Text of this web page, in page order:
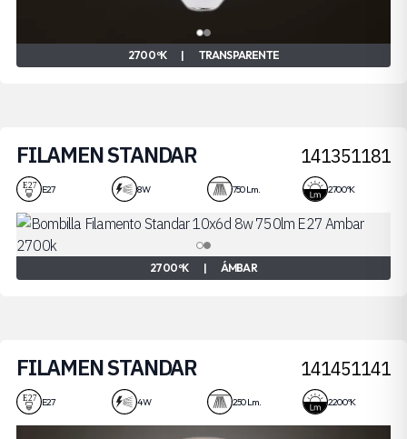
2700 ºK | TRANSPARENTE
FILAMEN STANDAR
8W
141351181
E27 8 W 750 Lm. 2700 ºK
2700 ºK | ÁMBAR
FILAMEN STANDAR
4W
141451141
E27 4 W 250 Lm. 2200 ºK